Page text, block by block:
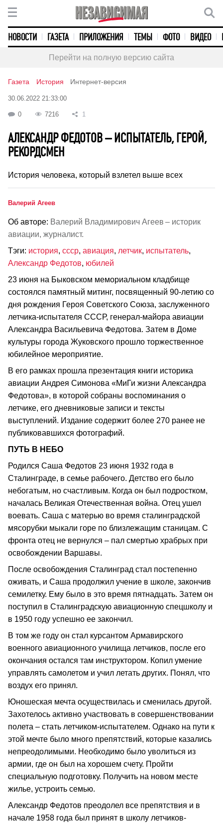
НОВОСТИ ГАЗЕТА ПРИЛОЖЕНИЯ ТЕМЫ ФОТО ВИДЕО
Перейти на полную версию сайта
Газета История Интернет-версия
30.06.2022 21:33:00
0 7216 1
АЛЕКСАНДР ФЕДОТОВ – ИСПЫТАТЕЛЬ, ГЕРОЙ,
РЕКОРДСМЕН
История человека, который взлетел выше всех
Валерий Агеев
Об авторе: Валерий Владимирович Агеев – историк
авиации, журналист.
Тэги: история, ссср, авиация, летчик, испытатель,
Александр Федотов, юбилей
23 июня на Быковском мемориальном кладбище
состоялся памятный митинг, посвященный 90-летию со
дня рождения Героя Советского Союза, заслуженного
летчика-испытателя СССР, генерал-майора авиации
Александра Васильевича Федотова. Затем в Доме
культуры города Жуковского прошло торжественное
юбилейное мероприятие.
В его рамках прошла презентация книги историка
авиации Андрея Симонова «МиГи жизни Александра
Федотова», в которой собраны воспоминания о
летчике, его дневниковые записи и тексты
выступлений. Издание содержит более 270 ранее не
публиковавшихся фотографий.
ПУТЬ В НЕБО
Родился Саша Федотов 23 июня 1932 года в
Сталинграде, в семье рабочего. Детство его было
небогатым, но счастливым. Когда он был подростком,
началась Великая Отечественная война. Отец ушел
воевать. Саша с матерью во время сталинградской
мясорубки мыкали горе по близлежащим станицам. С
фронта отец не вернулся – пал смертью храбрых при
освобождении Варшавы.
После освобождения Сталинград стал постепенно
оживать, и Саша продолжил учение в школе, закончив
семилетку. Ему было в это время пятнадцать. Затем он
поступил в Сталинградскую авиационную спецшколу и
в 1950 году успешно ее закончил.
В том же году он стал курсантом Армавирского
военного авиационного училища летчиков, после его
окончания остался там инструктором. Копил умение
управлять самолетом и учил летать других. Понял, что
воздух его принял.
Юношеская мечта осуществилась и сменилась другой.
Захотелось активно участвовать в совершенствовании
полета – стать летчиком-испытателем. Однако на пути к
этой мечте было много препятствий, которые казались
непреодолимыми. Необходимо было уволиться из
армии, где он был на хорошем счету. Пройти
специальную подготовку. Получить на новом месте
жилье, устроить семью.
Александр Федотов преодолел все препятствия и в
начале 1958 года был принят в школу летчиков-